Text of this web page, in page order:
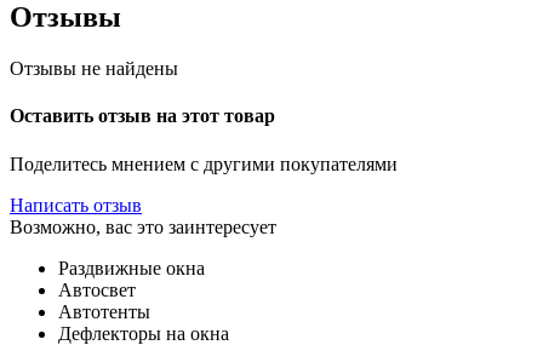
Отзывы
Отзывы не найдены
Оставить отзыв на этот товар
Поделитесь мнением с другими покупателями
Написать отзыв
Возможно, вас это заинтересует
Раздвижные окна
Автосвет
Автотенты
Дефлекторы на окна